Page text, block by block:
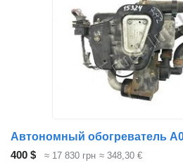
400 $ ≈ 17 830 грн ≈ 348,30 €